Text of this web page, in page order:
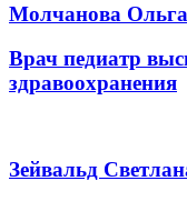
Молчанова
Врач педиатр
здравоохранения
Зейвальд